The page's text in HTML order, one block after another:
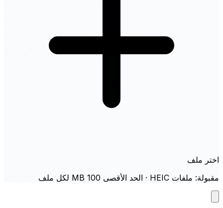
اختر ملف
مقبولة: ملفات HEIC · الحد الأقصى 100 MB لكل ملف